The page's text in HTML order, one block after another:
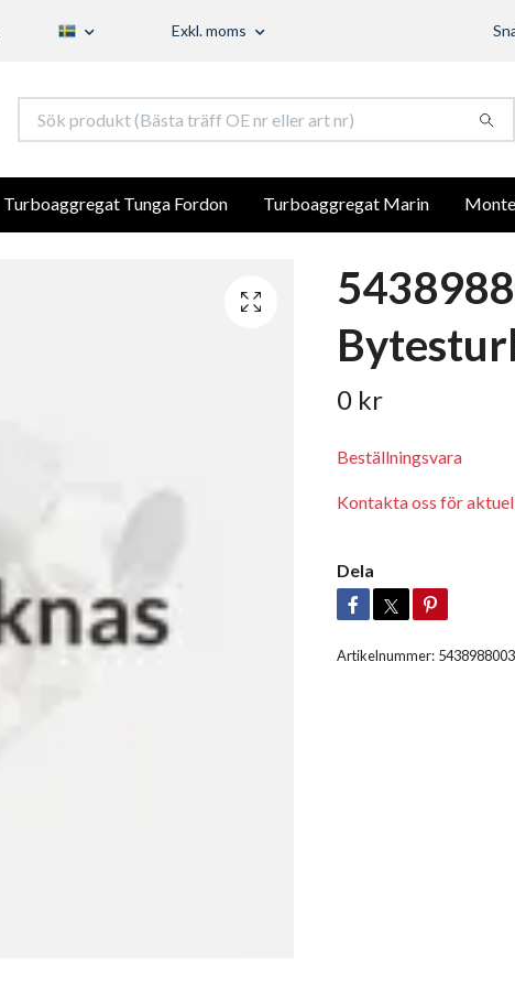
Exkl. moms
Turboaggregat Tunga Fordon Turboaggregat Marin
0 kr
Beställningsvara
Kontakta oss för
Dela
Artikelnummer: